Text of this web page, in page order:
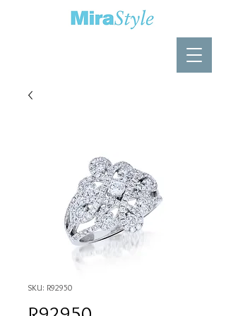
SKU: R92950